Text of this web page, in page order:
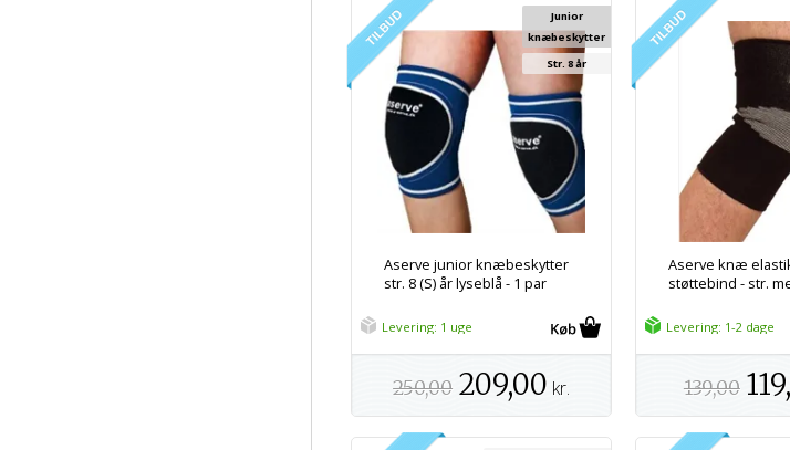
Aserve junior knæbeskytter
str. 8 (S) år lyseblå - 1 par
Junior
knæbeskytter
Str. 8 år
Levering: 1 uge
250,00 209,00 kr.
Aserve knæ
støttebind - str.
Levering: 1-2 dage
139,00